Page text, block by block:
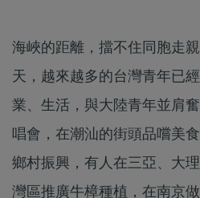
海峽的距離，擋不住同胞走
天，越來越多的台灣青年已
業、生活，與大陸青年並肩
唱會，在潮汕的街頭品嚐美
鄉村振興，有人在三亞、大
灣區推廣牛樟種植，在南京